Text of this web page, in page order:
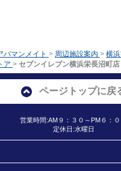
パマンメイト > 周辺施設案内 > 横
ア > セブンイレブン横浜栄長沼町店
ページトップに戻
営業時間:AM９：３０～PM６：０
定休日:水曜日